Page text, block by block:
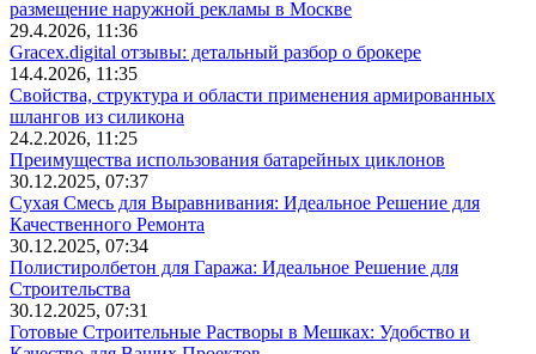
размещение наружной рекламы в Москве
29.4.2026, 11:36
Gracex.digital отзывы: детальный разбор о брокере
14.4.2026, 11:35
Свойства, структура и области применения армированных
шлангов из силикона
24.2.2026, 11:25
Преимущества использования батарейных циклонов
30.12.2025, 07:37
Сухая Смесь для Выравнивания: Идеальное Решение для
Качественного Ремонта
30.12.2025, 07:34
Полистиролбетон для Гаража: Идеальное Решение для
Строительства
30.12.2025, 07:31
Готовые Строительные Растворы в Мешках: Удобство и